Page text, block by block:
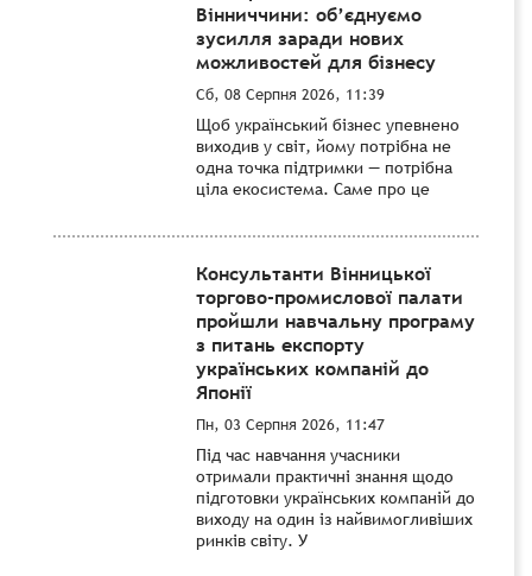
Вінниччини: об’єднуємо
зусилля заради нових
можливостей для бізнесу
Сб, 08 Серпня 2026, 11:39
Щоб український бізнес упевнено
виходив у світ, йому потрібна не
одна точка підтримки — потрібна
ціла екосистема. Саме про це
Консультанти Вінницької
торгово-промислової палати
пройшли навчальну програму
з питань експорту
українських компаній до
Японії
Пн, 03 Серпня 2026, 11:47
Під час навчання учасники
отримали практичні знання щодо
підготовки українських компаній до
виходу на один із найвимогливіших
ринків світу. У